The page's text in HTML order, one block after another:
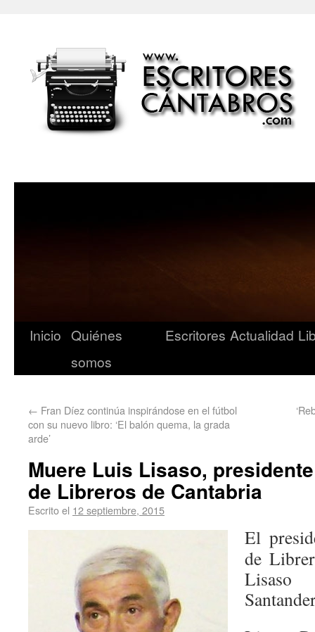
Inicio Quiénes
somos
Escritores Actualidad
← Fran Díez continúa inspirándose en el fútbol
con su nuevo libro: ‘El balón quema, la grada
arde’
Muere Luis Lisaso,
de Libreros de Cantabria
Escrito el 12 septiembre, 2015
El
de